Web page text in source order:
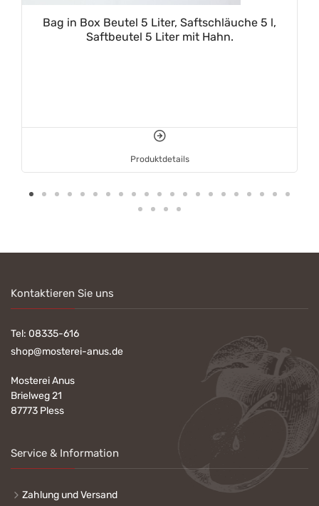
Bag in Box Beutel 5 Liter, Saftschläuche 5 l,
Saftbeutel 5 Liter mit Hahn.
Produktdetails
Kontaktieren Sie uns
Tel: 08335-616
shop@mosterei-anus.de
Mosterei Anus
Brielweg 21
87773 Pless
Service & Information
Zahlung und Versand